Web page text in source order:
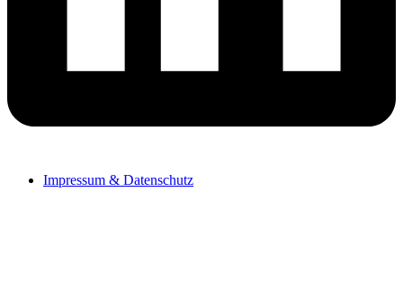
Impressum & Datenschutz